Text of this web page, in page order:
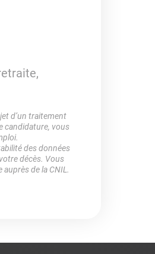
d’un traitement
candidature, vous
des données
décès. Vous
de la CNIL.